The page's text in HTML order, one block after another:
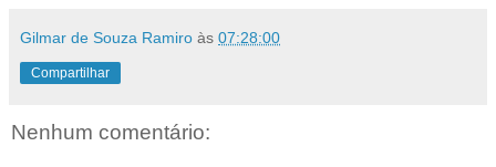
Gilmar de Souza Ramiro às 07:28:00
Compartilhar
Nenhum comentário: